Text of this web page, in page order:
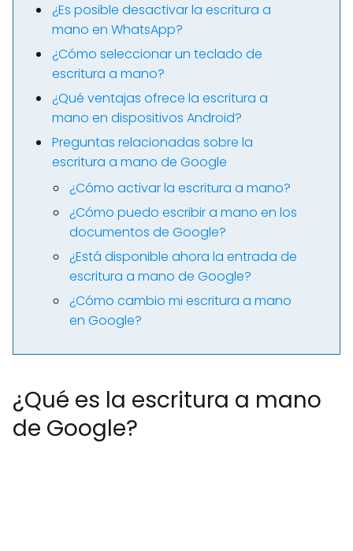
¿Es posible desactivar la escritura a
mano en WhatsApp?
¿Cómo seleccionar un teclado de
escritura a mano?
¿Qué ventajas ofrece la escritura a
mano en dispositivos Android?
Preguntas relacionadas sobre la
escritura a mano de Google
¿Cómo activar la escritura a mano?
¿Cómo puedo escribir a mano en los
documentos de Google?
¿Está disponible ahora la entrada de
escritura a mano de Google?
¿Cómo cambio mi escritura a mano
en Google?
¿Qué es la escritura a mano
de Google?